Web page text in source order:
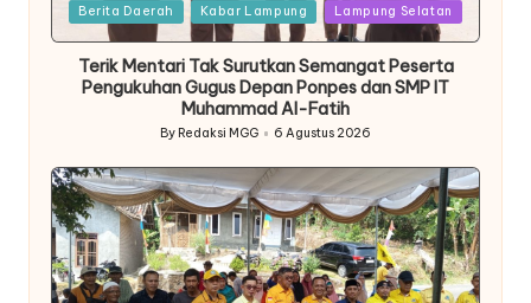
Posted
Berita Daerah Kabar Lampung Lampung Selatan
Terik Mentari Tak Surutkan Semangat Peserta
Pengukuhan Gugus Depan Ponpes dan SMP IT
Muhammad Al-Fatih
Posted
by
By Redaksi MGG 6 Agustus 2026